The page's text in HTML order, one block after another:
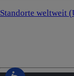
Standorte weltweit